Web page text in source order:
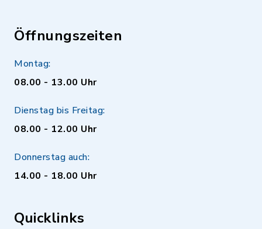
Öffnungszeiten
Montag:
08.00 - 13.00 Uhr
Dienstag bis Freitag:
08.00 - 12.00 Uhr
Donnerstag auch:
14.00 - 18.00 Uhr
Quicklinks